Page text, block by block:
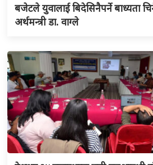
बजेटले युवालाई बिदेसिनैपर्ने बाध्यता
अर्थमन्त्री डा. वाग्ले